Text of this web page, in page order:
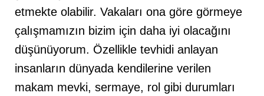
etmekte olabilir. Vakaları ona göre görmeye
çalışmamızın bizim için daha iyi olacağını
düşünüyorum. Özellikle tevhidi anlayan
insanların dünyada kendilerine verilen
makam mevki, sermaye, rol gibi durumları